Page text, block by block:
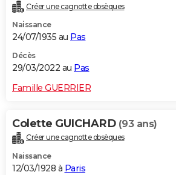
Créer une cagnotte obsèques
Naissance
24/07/1935 au Pas
Décès
29/03/2022 au Pas
Famille GUERRIER
Colette GUICHARD (93 ans)
Créer une cagnotte obsèques
Naissance
12/03/1928 à Paris